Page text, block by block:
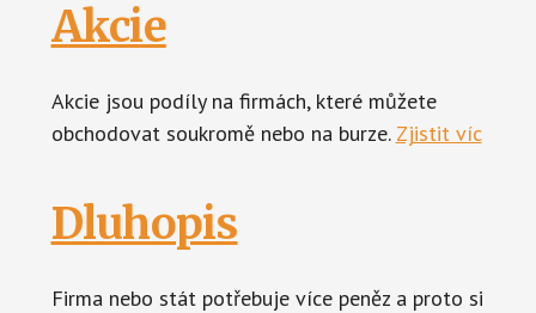
Akcie
Akcie jsou podíly na firmách, které můžete
obchodovat soukromě nebo na burze. Zjistit víc
Dluhopis
Firma nebo stát potřebuje více peněz a proto si